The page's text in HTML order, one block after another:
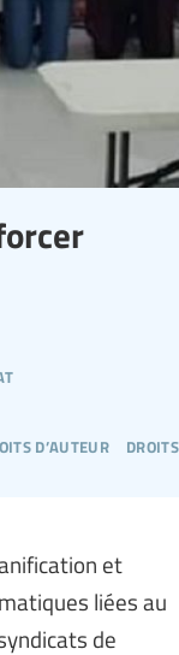
d’auteur
et
liées au
de